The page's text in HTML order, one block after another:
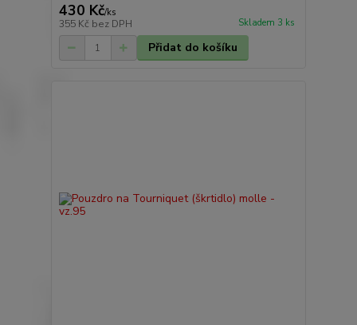
430 Kč/ks
355 Kč bez DPH Skladem 3 ks
Přidat do košíku